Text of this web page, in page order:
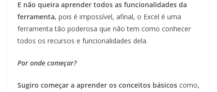
E não queira aprender todos as funcionalidades da
ferramenta, pois é impossível, afinal, o Excel é uma
ferramenta tão poderosa que não tem como conhecer
todos os recursos e funcionalidades dela.
Por onde começar?
Sugiro começar a aprender os conceitos básicos como,